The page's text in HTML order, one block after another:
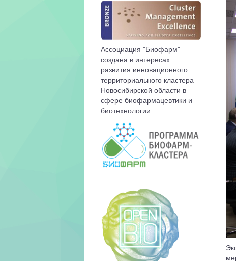
Ассоциация "Биофарм"
создана в интересах
развития инновационного
территориального кластера
Новосибирской области в
сфере биофармацевтики и
биотехнологии